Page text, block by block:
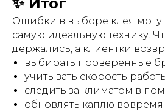
Ошибки в выборе клея
самую идеальную технику.
держались, а клиентки
выбирать проверенные
учитывать скорость
следить за климатом в
обновлять каплю вовремя;